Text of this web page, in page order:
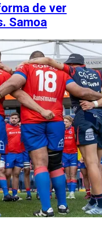
de ver
Samoa